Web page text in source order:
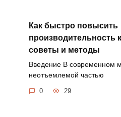
Как быстро повысить
производительность
советы и методы
Введение В современном
неотъемлемой частью
0 29